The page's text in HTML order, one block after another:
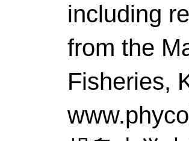
including
from the
Fisheries,